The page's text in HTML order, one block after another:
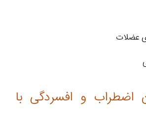
عضلات
اضطراب و افسردگی با